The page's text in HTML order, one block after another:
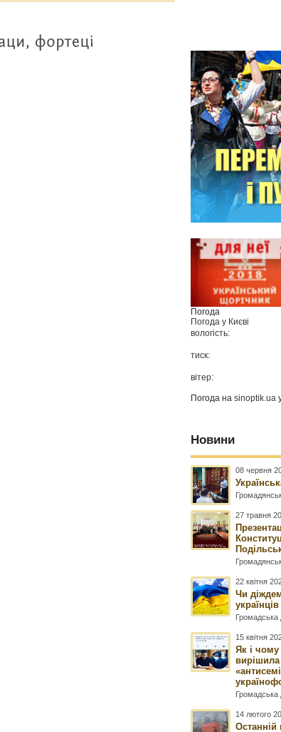
Погода
Погода у Києві
вологість:
тиск:
вітер:
Погода наsinoptik.ua
Новини
08 червня
27 травня
22 квітня
Чи
Громадська
15 квітня
Як і чому
Громадська
14 лютого